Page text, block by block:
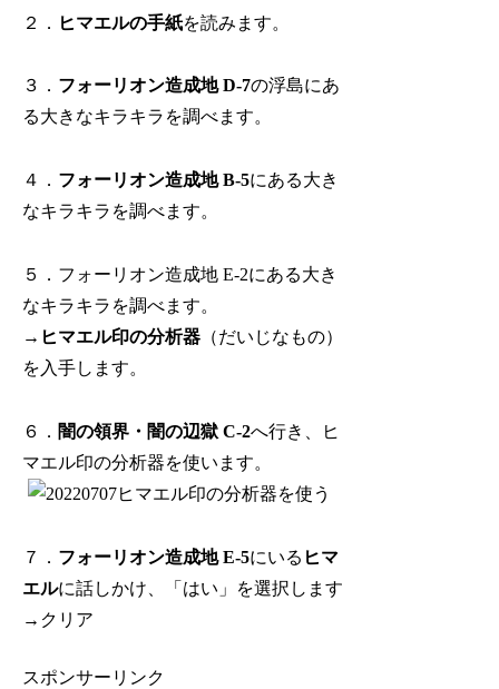
２． ヒマエルの手紙を読みます。
３． フォーリオン造成地 D-7の浮島にあ
る大きなキラキラを調べます。
４． フォーリオン造成地 B-5にある大き
なキラキラを調べます。
５．フォーリオン造成地 E-2にある大き
なキラキラを調べます。
→ ヒマエル印の分析器 （だいじなもの）
を入手します。
６． 闇の領界・闇の辺獄 C-2へ行き、ヒ
マエル印の分析器を使います。
７． フォーリオン造成地 E-5にいる ヒマ
エルに話しかけ、「はい」を選択します
→クリア
スポンサーリンク